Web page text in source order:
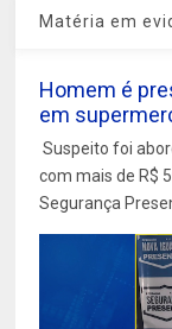
Matéria em
Homem é
em
Suspeito foi
com mais de R$
Segurança